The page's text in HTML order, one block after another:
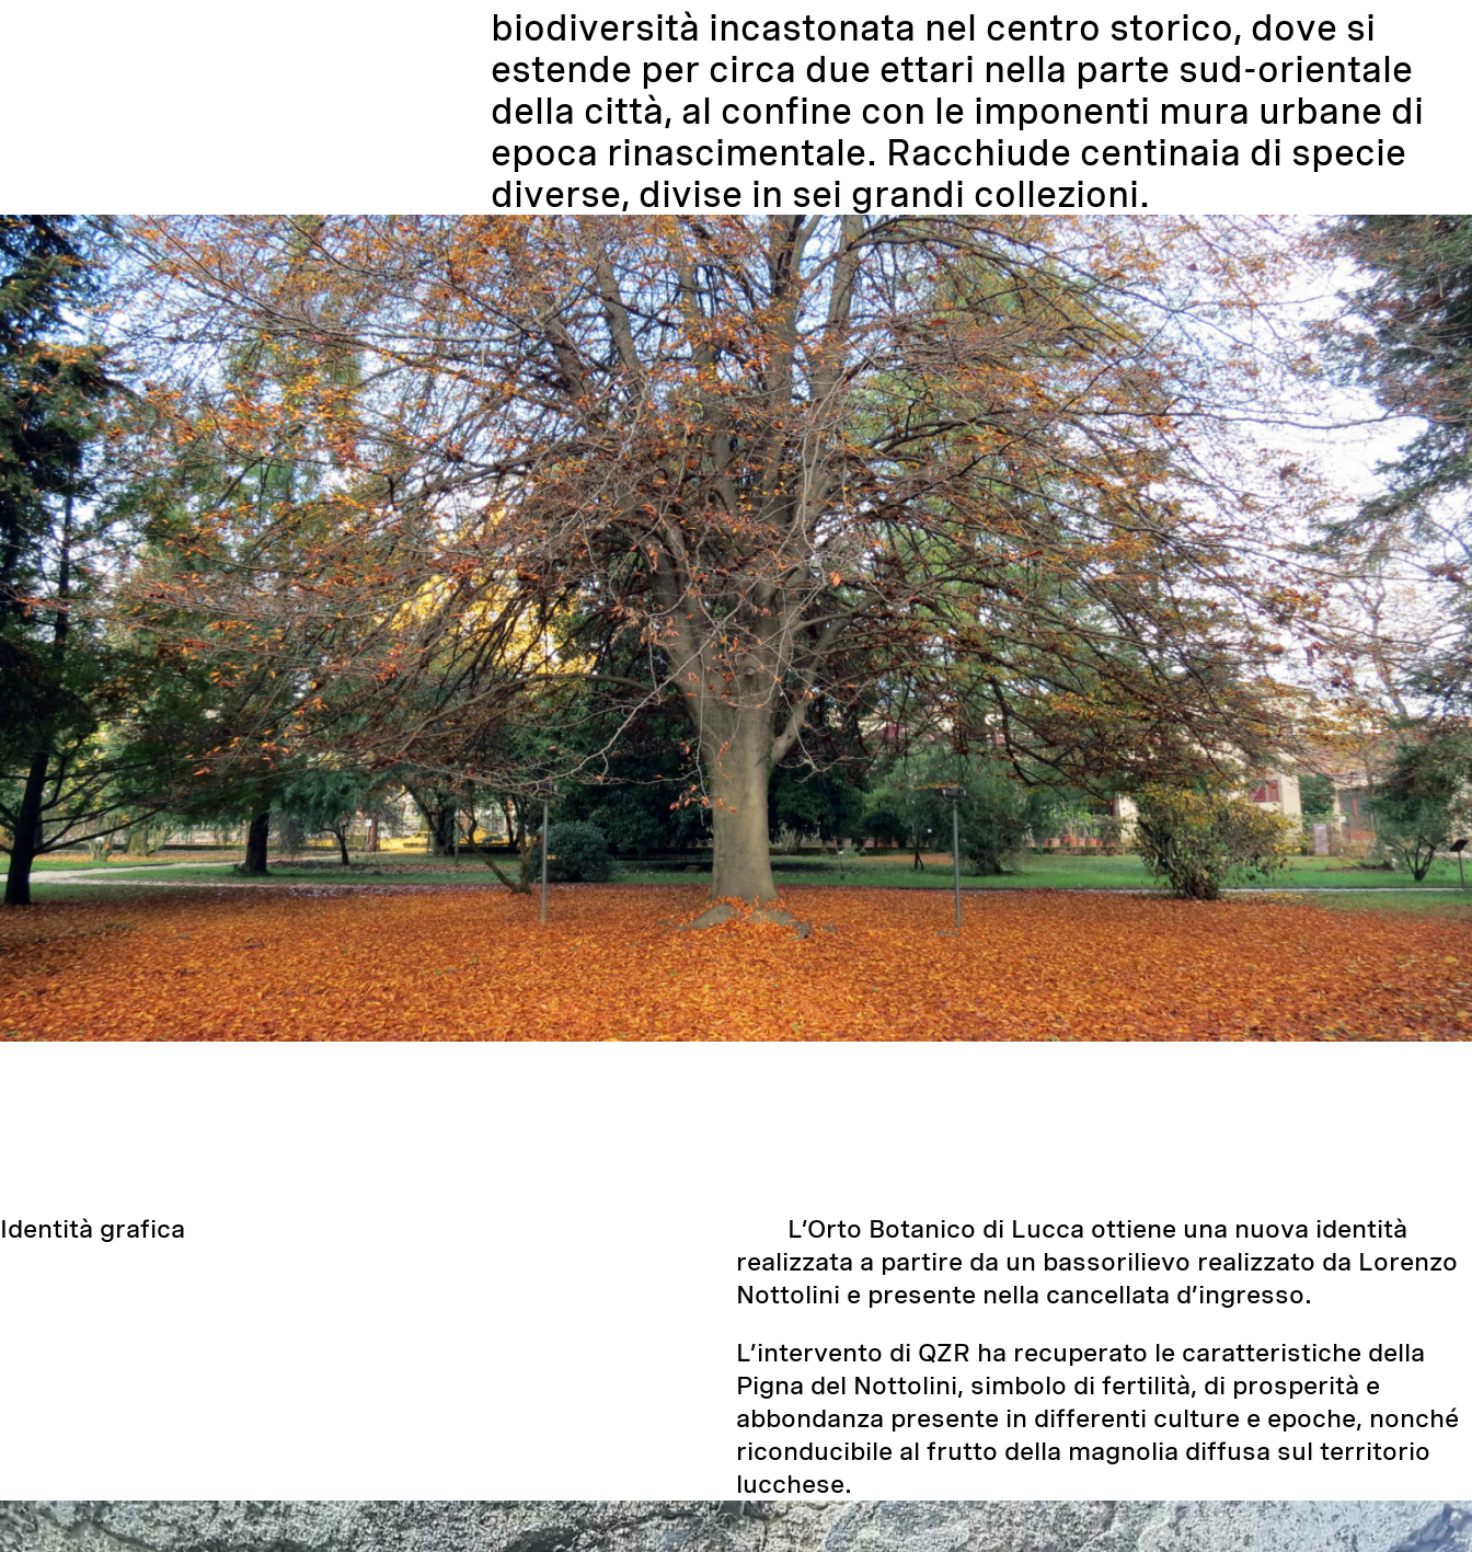
biodiversità incastonata nel centro storico, dove si
estende per circa due ettari nella parte sud-orientale
della città, al confine con le imponenti mura urbane di
epoca rinascimentale. Racchiude centinaia di specie
diverse, divise in sei grandi collezioni.
Identità grafica
L’Orto Botanico di Lucca ottiene una nuova identità
realizzata a partire da un bassorilievo realizzato da Lorenzo
Nottolini e presente nella cancellata d’ingresso.
L’intervento di QZR ha recuperato le caratteristiche della
Pigna del Nottolini, simbolo di fertilità, di prosperità e
abbondanza presente in differenti culture e epoche, nonché
riconducibile al frutto della magnolia diffusa sul territorio
lucchese.